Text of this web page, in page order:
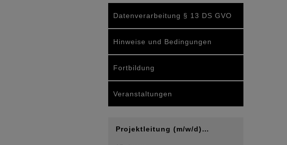
Datenverarbeitung § 13 DS GVO
Hinweise und Bedingungen
Fortbildung
Veranstaltungen
Projektleitung (m/w/d)…